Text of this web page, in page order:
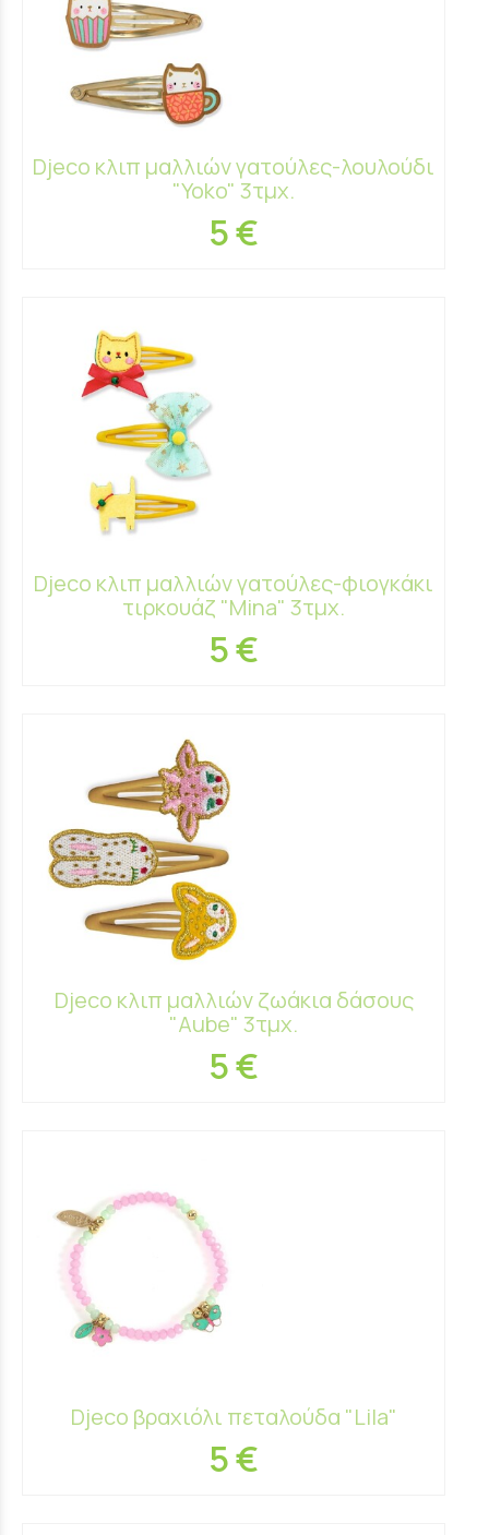
Djeco κλιπ μαλλιών γατούλες-λουλούδι
"Yoko" 3τμχ.
5 €
Djeco κλιπ μαλλιών γατούλες-φιογκάκι
τιρκουάζ "Mina" 3τμχ.
5 €
Djeco κλιπ μαλλιών ζωάκια δάσους
"Aube" 3τμχ.
5 €
Djeco βραχιόλι πεταλούδα "Lila"
5 €